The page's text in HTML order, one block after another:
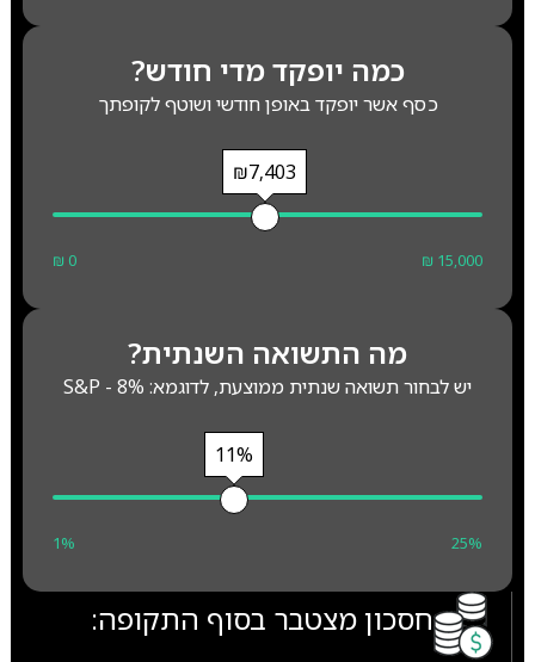
כמה יופקד מדי חודש?
כסף אשר יופקד באופן חודשי ושוטף לקופתך
₪7,403
₪ 0 ₪ 15,000
מה התשואה השנתית?
יש לבחור תשואה שנתית ממוצעת, לדוגמא: S&P - 8%
11%
1% 25%
חסכון מצטבר בסוף התקופה: